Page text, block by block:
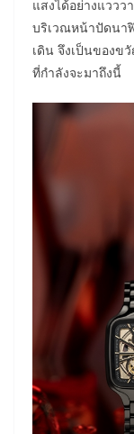
แสงได้อย่างแววว
บริเวณหน้าปัดนา
เดิน จึงเป็นของข
ที่กำลังจะมาถึงนี้